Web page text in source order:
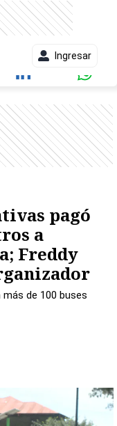
Ingresar
pagó
a
Freddy
de 100 buses